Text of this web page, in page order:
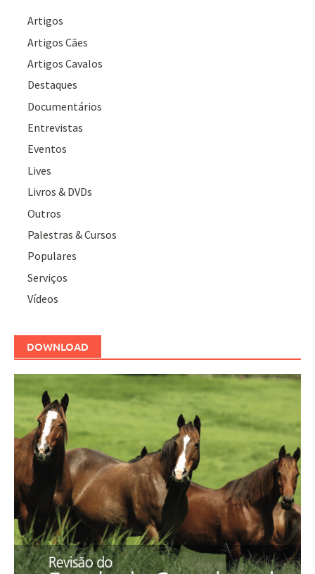
Artigos
Artigos Cães
Artigos Cavalos
Destaques
Documentários
Entrevistas
Eventos
Lives
Livros & DVDs
Outros
Palestras & Cursos
Populares
Serviços
Vídeos
DOWNLOAD